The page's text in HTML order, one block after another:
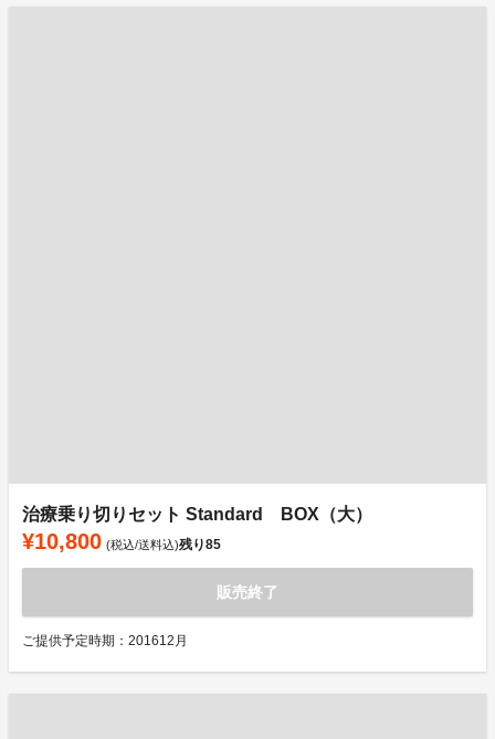
治療乗り切りセット Standard BOX（大）
¥10,800 (税込/送料込)残り85
販売終了
ご提供予定時期：201612月